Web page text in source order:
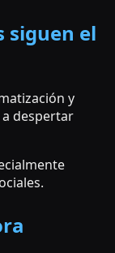
siguen el
y
despertar